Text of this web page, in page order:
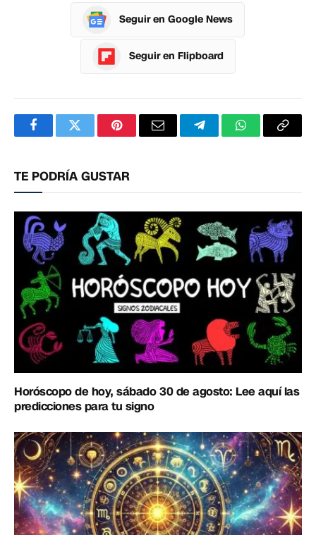
Seguir en Google News
Seguir en Flipboard
FacebookTwitterPinterestCorreoTelegramWhatsApp
TE PODRÍA GUSTAR
Horóscopo de hoy, sábado 30 de agosto: Lee aquí las
predicciones para tu signo